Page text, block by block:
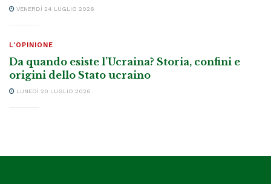
VENERDÌ 24 LUGLIO 2026
L'OPINIONE
Da quando esiste l’Ucraina? Storia, confini e
origini dello Stato ucraino
LUNEDÌ 20 LUGLIO 2026